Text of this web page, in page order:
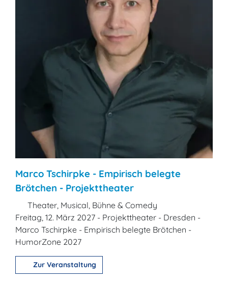
Marco Tschirpke - Empirisch belegte
Brötchen - Projekttheater
Theater, Musical, Bühne & Comedy
Freitag, 12. März 2027 - Projekttheater - Dresden -
Marco Tschirpke - Empirisch belegte Brötchen -
HumorZone 2027
Zur Veranstaltung